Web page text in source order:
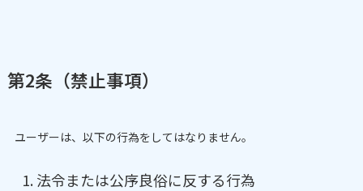
第2条（禁止事項）
ユーザーは、以下の行為をしてはなりません。
法令または公序良俗に反する行為